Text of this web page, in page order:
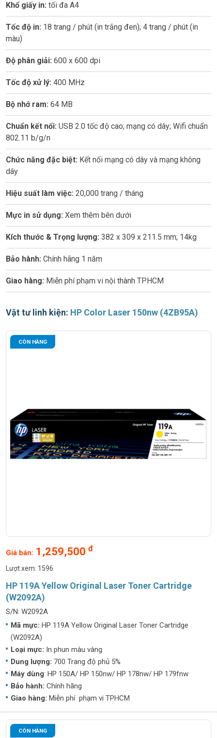
Khổ giấy in: tối đa A4
Tốc độ in: 18 trang / phút (in trắng đen); 4 trang / phút (in
màu)
Độ phân giải: 600 x 600 dpi
Tốc độ xử lý: 400 MHz
Bộ nhớ ram: 64 MB
Chuẩn kết nối: USB 2.0 tốc độ cao; mạng có dây; Wifi chuẩn
802.11 b/g/n
Chức năng đặc biệt: Kết nối mạng có dây và mạng không
dây
Hiệu suất làm việc: 20,000 trang / tháng
Mực in sử dụng: Xem thêm bên dưới
Kích thước & Trọng lượng: 382 x 309 x 211.5 mm; 14kg
Bảo hành: Chính hãng 1 năm
Giao hàng: Miễn phí phạm vi nội thành TPHCM
Vật tư linh kiện: HP Color Laser 150nw (4ZB95A)
CÒN HÀNG
HP 119A Yellow Original Laser Toner Cartridge
(W2092A)
S/N: W2092A
Mã mực: HP 119A Yellow Original Laser Toner Cartridge
(W2092A)
Loại mực: In phun màu vàng
Dung lượng: 700 Trang độ phủ 5%
Máy dùng: HP 150A/ HP 150nw/ HP 178nw/ HP 179fnw
Bảo hành: Chính hãng
Giao hàng: Miễn phí phạm vi TPHCM
Giá bán: 1,259,500 đ
Lượt xem: 1596
CÒN HÀNG